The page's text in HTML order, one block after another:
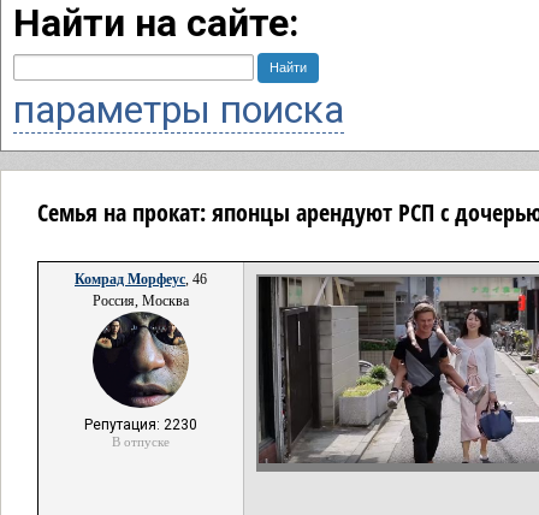
Найти на сайте:
параметры поиска
Семья на прокат: японцы арендуют РСП с
Комрад Морфеус, 46
Россия, Москва
Репутация: 2230
В отпуске